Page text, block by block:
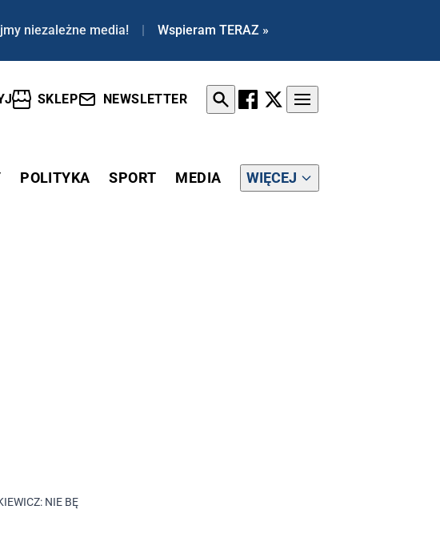
niezależne media! | Wspieram TERAZ »
SKLEP NEWSLETTER
POLITYKA SPORT MEDIA WIĘCEJ
NIE BĘDZIE JUŻ TAK AGRESYWNA